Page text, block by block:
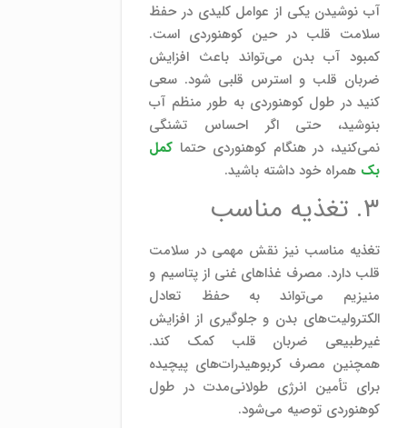
آب نوشیدن یکی از عوامل کلیدی در حفظ
سلامت قلب در حین کوهنوردی است.
کمبود آب بدن می‌تواند باعث افزایش
ضربان قلب و استرس قلبی شود. سعی
کنید در طول کوهنوردی به طور منظم آب
بنوشید، حتی اگر احساس تشنگی
نمی‌کنید، در هنگام کوهنوردی حتما کمل
بک همراه خود داشته باشید.
۳. تغذیه مناسب
تغذیه مناسب نیز نقش مهمی در سلامت
قلب دارد. مصرف غذاهای غنی از پتاسیم و
منیزیم می‌تواند به حفظ تعادل
الکترولیت‌های بدن و جلوگیری از افزایش
غیرطبیعی ضربان قلب کمک کند.
همچنین مصرف کربوهیدرات‌های پیچیده
برای تأمین انرژی طولانی‌مدت در طول
کوهنوردی توصیه می‌شود.